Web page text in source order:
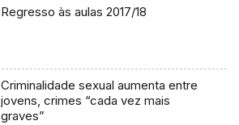
Regresso às aulas 2017/18
Criminalidade sexual aumenta entre
jovens, crimes “cada vez mais
graves”